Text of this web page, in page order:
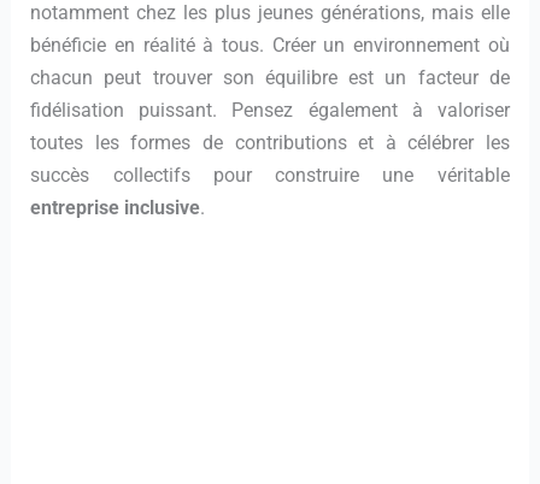
notamment chez les plus jeunes générations, mais elle
bénéficie en réalité à tous. Créer un environnement où
chacun peut trouver son équilibre est un facteur de
fidélisation puissant. Pensez également à valoriser
toutes les formes de contributions et à célébrer les
succès collectifs pour construire une véritable
entreprise inclusive.